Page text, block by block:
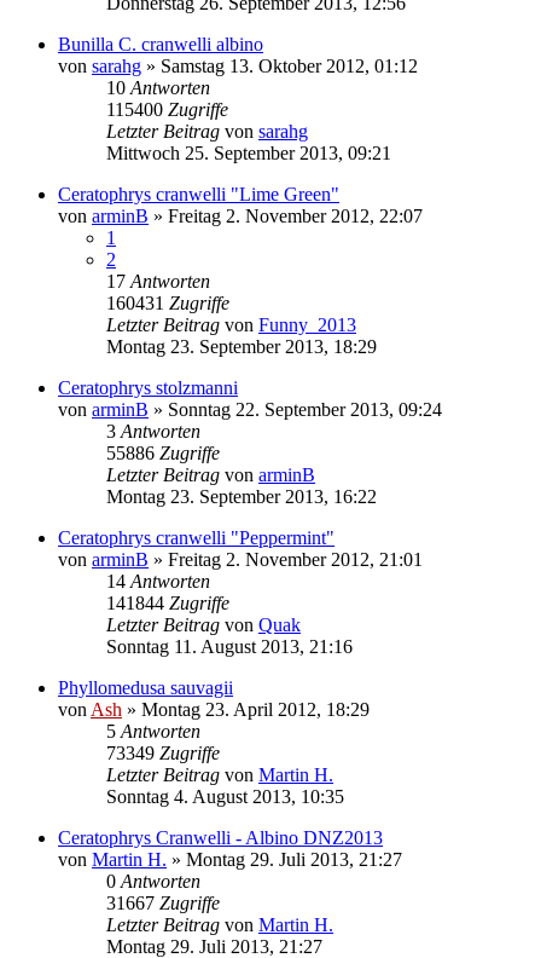
Bunilla C. cranwelli albino
von sarahg » Samstag 13. Oktober 2012, 01:12
10 Antworten
115400 Zugriffe
Letzter Beitrag von sarahg
Mittwoch 25. September 2013, 09:21
Ceratophrys cranwelli "Lime Green"
von arminB » Freitag 2. November 2012, 22:07
1
2
17 Antworten
160431 Zugriffe
Letzter Beitrag von Funny_2013
Montag 23. September 2013, 18:29
Ceratophrys stolzmanni
von arminB » Sonntag 22. September 2013, 09:24
3 Antworten
55886 Zugriffe
Letzter Beitrag von arminB
Montag 23. September 2013, 16:22
Ceratophrys cranwelli "Peppermint"
von arminB » Freitag 2. November 2012, 21:01
14 Antworten
141844 Zugriffe
Letzter Beitrag von Quak
Sonntag 11. August 2013, 21:16
Phyllomedusa sauvagii
von Ash » Montag 23. April 2012, 18:29
5 Antworten
73349 Zugriffe
Letzter Beitrag von Martin H.
Sonntag 4. August 2013, 10:35
Ceratophrys Cranwelli - Albino DNZ2013
von Martin H. » Montag 29. Juli 2013, 21:27
0 Antworten
31667 Zugriffe
Letzter Beitrag von Martin H.
Montag 29. Juli 2013, 21:27